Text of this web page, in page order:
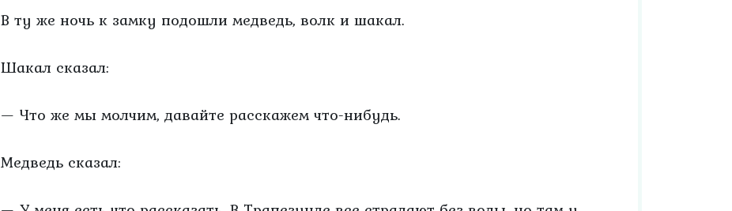
В ту же ночь к замку подошли медведь, волк и шакал.
Шакал сказал:
— Что же мы молчим, давайте расскажем что-нибудь.
Медведь сказал: